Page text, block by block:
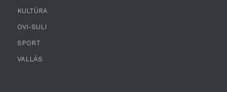
KULTÚRA
OVI-SULI
SPORT
VALLÁS